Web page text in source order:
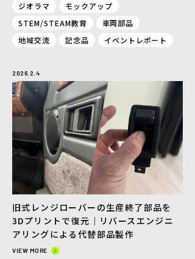
CONTACT
ジオラマ
モックアップ
STEM/STEAM教育
車両部品
地域交流
記念品 イベントレポート
2026.2.4
旧式レンジローバーの生産終了部品を
3Dプリントで復元｜リバースエンジニ
アリングによる代替部品製作
VIEW MORE